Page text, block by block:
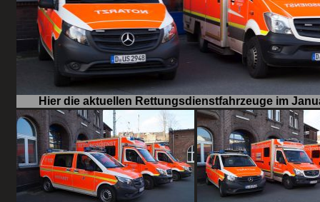
Hier die aktuellen Rettungsdienstfahrzeuge im